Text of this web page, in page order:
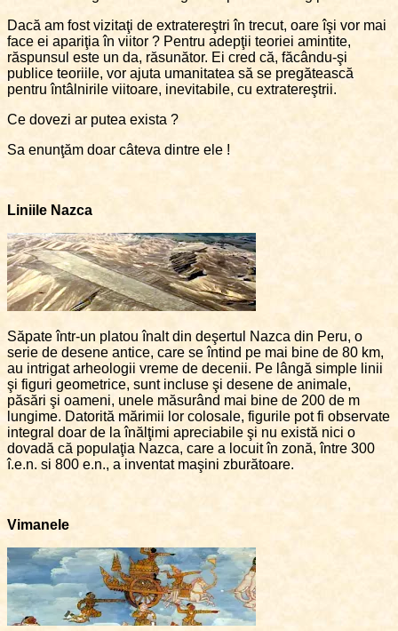
Dacă am fost vizitaţi de extratereştri în trecut, oare îşi vor mai
face ei apariţia în viitor ? Pentru adepţii teoriei amintite,
răspunsul este un da, răsunător. Ei cred că, făcându-şi
publice teoriile, vor ajuta umanitatea să se pregătească
pentru întâlnirile viitoare, inevitabile, cu extratereştrii.
Ce dovezi ar putea exista ?
Sa enunţăm doar câteva dintre ele !
Liniile Nazca
Săpate într-un platou înalt din deşertul Nazca din Peru, o
serie de desene antice, care se întind pe mai bine de 80 km,
au intrigat arheologii vreme de decenii. Pe lângă simple linii
şi figuri geometrice, sunt incluse şi desene de animale,
păsări şi oameni, unele măsurând mai bine de 200 de m
lungime. Datorită mărimii lor colosale, figurile pot fi observate
integral doar de la înălţimi apreciabile şi nu există nici o
dovadă că populaţia Nazca, care a locuit în zonă, între 300
î.e.n. si 800 e.n., a inventat maşini zburătoare.
Vimanele